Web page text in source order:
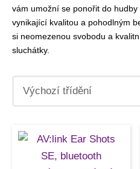
vám umožní se ponořit do
vynikající kvalitou a pohodlným
si neomezenou svobodu a
sluchátky.